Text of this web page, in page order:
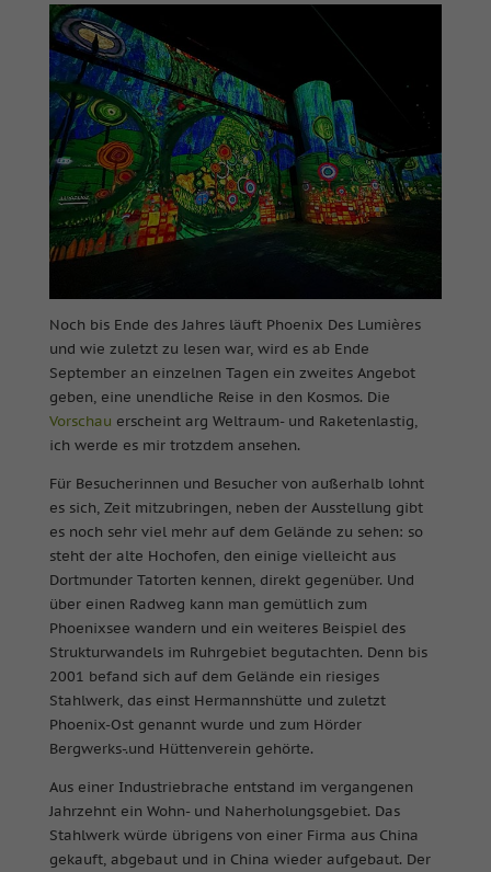
Noch bis Ende des Jahres läuft Phoenix Des Lumières
und wie zuletzt zu lesen war, wird es ab Ende
September an einzelnen Tagen ein zweites Angebot
geben, eine unendliche Reise in den Kosmos. Die
Vorschau erscheint arg Weltraum- und Raketenlastig,
ich werde es mir trotzdem ansehen.
Für Besucherinnen und Besucher von außerhalb lohnt
es sich, Zeit mitzubringen, neben der Ausstellung gibt
es noch sehr viel mehr auf dem Gelände zu sehen: so
steht der alte Hochofen, den einige vielleicht aus
Dortmunder Tatorten kennen, direkt gegenüber. Und
über einen Radweg kann man gemütlich zum
Phoenixsee wandern und ein weiteres Beispiel des
Strukturwandels im Ruhrgebiet begutachten. Denn bis
2001 befand sich auf dem Gelände ein riesiges
Stahlwerk, das einst Hermannshütte und zuletzt
Phoenix-Ost genannt wurde und zum Hörder
Bergwerks-.und Hüttenverein gehörte.
Aus einer Industriebrache entstand im vergangenen
Jahrzehnt ein Wohn- und Naherholungsgebiet. Das
Stahlwerk würde übrigens von einer Firma aus China
gekauft, abgebaut und in China wieder aufgebaut. Der